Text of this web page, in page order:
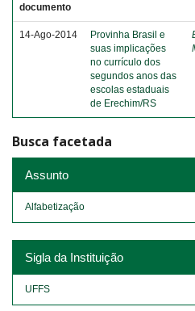
documento
14-Ago-2014
Provinha Brasil e
suas implicações
no currículo dos
segundos anos das
escolas estaduais
de Erechim/RS
Busca facetada
Assunto
Alfabetização
Sigla da Instituição
UFFS